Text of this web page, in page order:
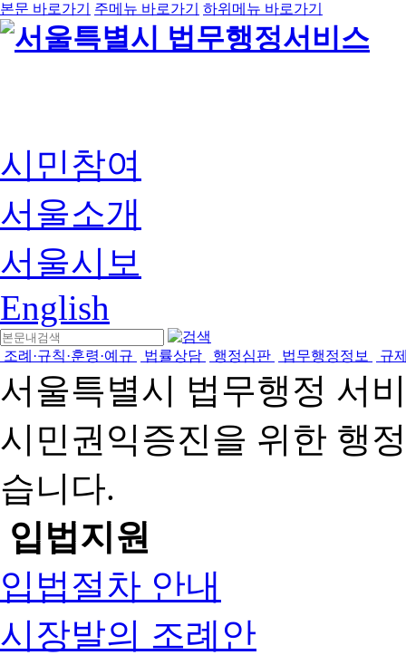
본문 바로가기 주메뉴 바로가기 하위메뉴 바로가기
시민참여
서울소개
서울시보
English
조례·규칙·훈령·예규 법률상담 행정심판 법무행정정보 규
서울특별시 법무행정 서
시민권익증진을 위한 행
습니다.
입법지원
입법절차 안내
시장발의 조례안